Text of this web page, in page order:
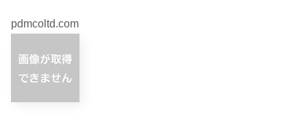
pdmcoltd.com